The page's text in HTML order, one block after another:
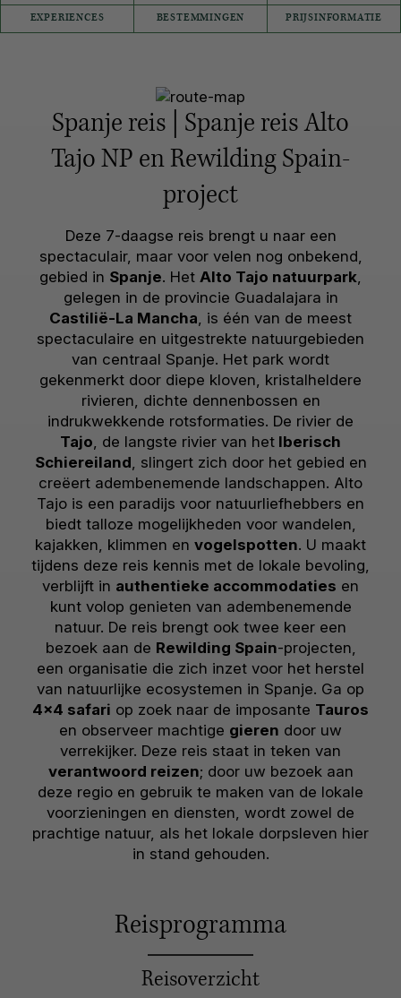
EXPERIENCES BESTEMMINGEN PRIJSINFORMATIE
Spanje reis | Spanje reis Alto
Tajo NP en Rewilding Spain-
project
Deze 7-daagse reis brengt u naar een
spectaculair, maar voor velen nog onbekend,
gebied in Spanje. Het Alto Tajo natuurpark,
gelegen in de provincie Guadalajara in
Castilië-La Mancha, is één van de meest
spectaculaire en uitgestrekte natuurgebieden
van centraal Spanje. Het park wordt
gekenmerkt door diepe kloven, kristalheldere
rivieren, dichte dennenbossen en
indrukwekkende rotsformaties. De rivier de
Tajo, de langste rivier van het Iberisch
Schiereiland, slingert zich door het gebied en
creëert adembenemende landschappen. Alto
Tajo is een paradijs voor natuurliefhebbers en
biedt talloze mogelijkheden voor wandelen,
kajakken, klimmen en vogelspotten. U maakt
tijdens deze reis kennis met de lokale bevoling,
verblijft in authentieke accommodaties en
kunt volop genieten van adembenemende
natuur. De reis brengt ook twee keer een
bezoek aan de Rewilding Spain-projecten,
een organisatie die zich inzet voor het herstel
van natuurlijke ecosystemen in Spanje. Ga op
4x4 safari op zoek naar de imposante Tauros
en observeer machtige gieren door uw
verrekijker. Deze reis staat in teken van
verantwoord reizen; door uw bezoek aan
deze regio en gebruik te maken van de lokale
voorzieningen en diensten, wordt zowel de
prachtige natuur, als het lokale dorpsleven hier
in stand gehouden.
Reisprogramma
Reisoverzicht